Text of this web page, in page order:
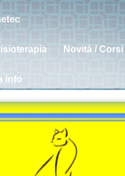
Novità /
info